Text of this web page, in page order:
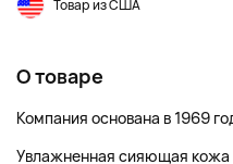
Товар из США
О товаре
Компания основана в 1969
Увлажненная сияющая кожа